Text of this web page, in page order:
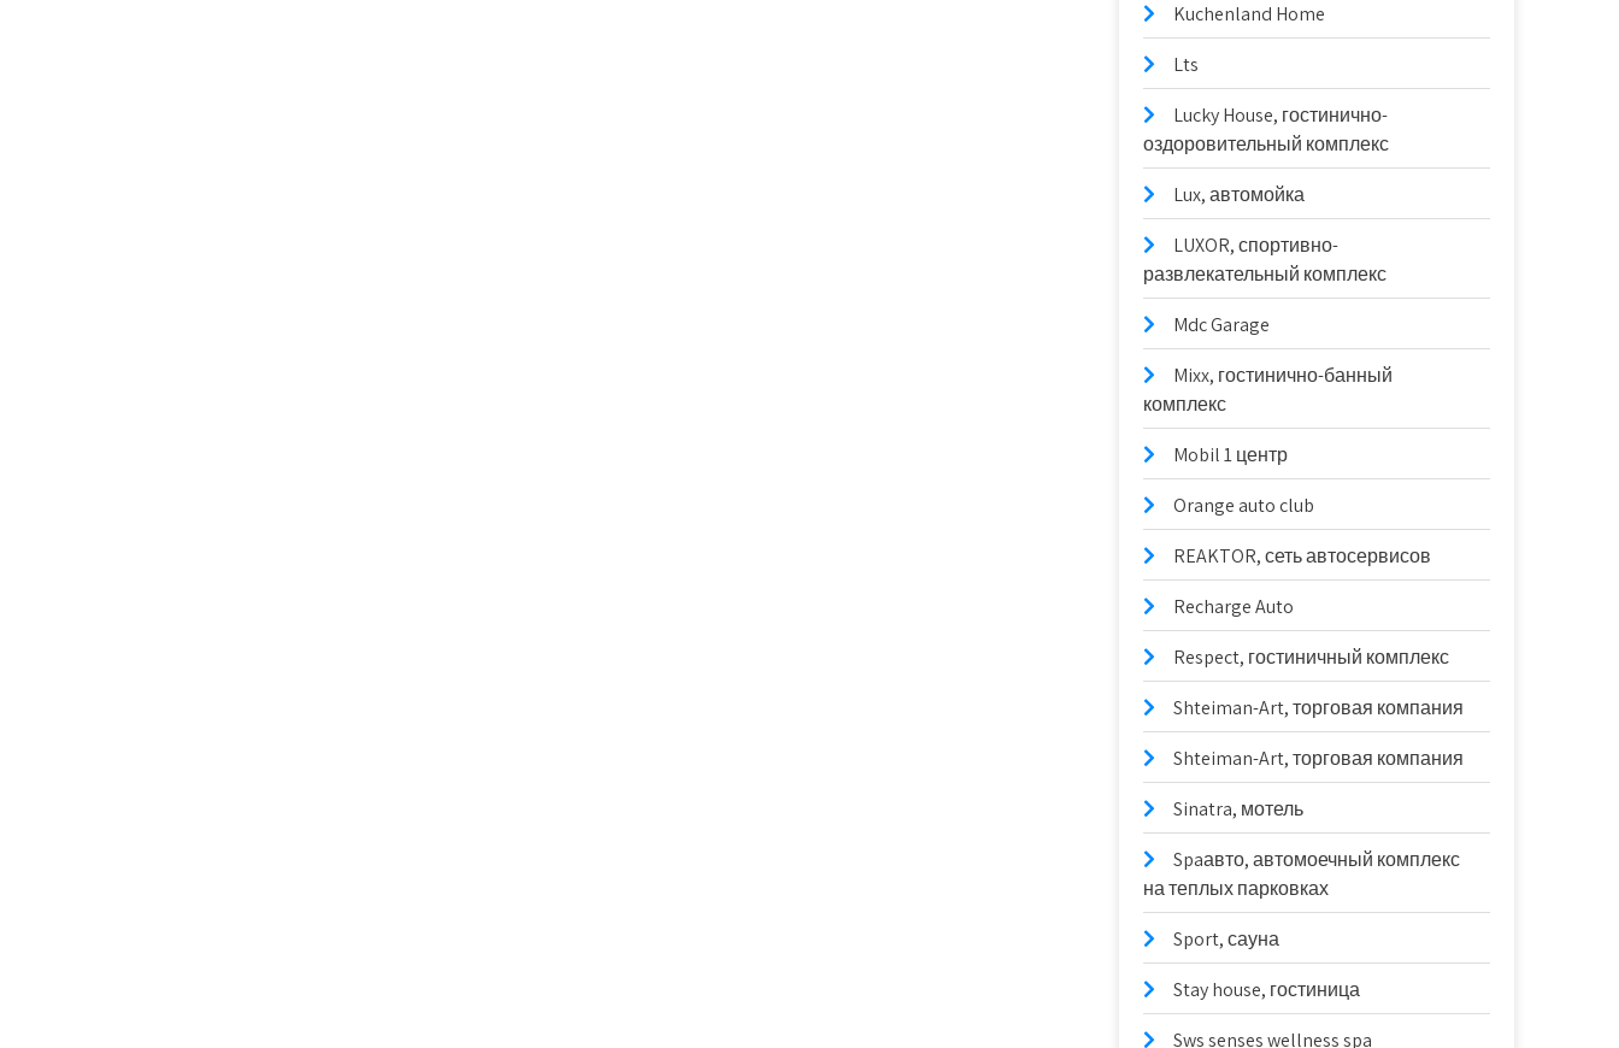
Kuchenland Home
Lts
Lucky House, гостинично-
оздоровительный комплекс
Lux, автомойка
LUXOR, спортивно-
развлекательный комплекс
Mdc Garage
Mixx, гостинично-банный
комплекс
Mobil 1 центр
Orange auto club
REAKTOR, сеть автосервисов
Recharge Auto
Respect, гостиничный комплекс
Shteiman-Art, торговая компания
Shteiman-Art, торговая компания
Sinatra, мотель
Spaавто, автомоечный комплекс
на теплых парковках
Sport, сауна
Stay house, гостиница
Sws senses wellness spa